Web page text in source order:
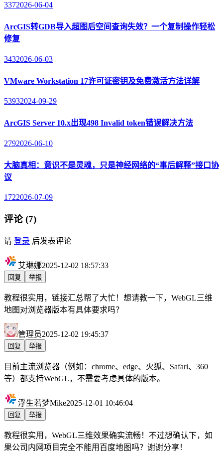
3372026-06-04
ArcGIS转GDB导入超图后空间查询失效？一个复制操作轻松
修复
3432026-06-03
VMware Workstation 17许可证密钥及免费激活方法详解
53932024-09-29
ArcGIS Server 10.x出现498 Invalid token错误解决方法
2792026-06-10
大脑真相：意识不是灵魂，只是神经网络的“事后解释”接口协
议
1722026-07-09
评论 (7)
请 登录 后发表评论
艾琳娜2025-12-02 18:57:33
回复 举报
教程很实用，链接汇总帮了大忙！想请教一下，WebGL三维
地图对浏览器版本有具体要求吗？
管理员2025-12-02 19:45:37
回复 举报
目前主流浏览器（例如：chrome、edge、火狐、Safari、360
等）都支持WebGL，不需要考虑具体的版本。
浮生若梦Mike2025-12-01 10:46:04
回复 举报
教程很实用，WebGL三维效果确实流畅！不过想确认下，如
果公司内网项目完全不能用百度地图吗？谢谢分享！